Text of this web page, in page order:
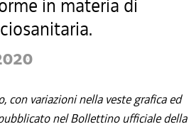
in materia di
variazioni nella veste grafica ed
nel Bollettino ufficiale della